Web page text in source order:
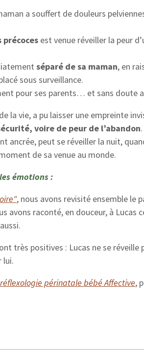
a souffert de douleurs
est venue réveiller la peur
séparé de sa maman, en
sous surveillance.
pour ses parents… et sans doute
la vie, a pu laisser une empreinte
voire de peur de l’abandon
ancrée, peut se réveiller la nuit,
de sa venue au monde.
émotions :
, nous avons revisité ensemble le
avons raconté, en douceur, à
très positives : Lucas ne se
lui.
réflexologie périnatale bébé Affective,